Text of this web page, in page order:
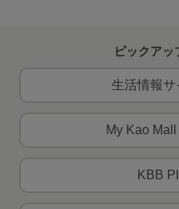
ピックアッ
生活情報サ
My Kao Mall
KBB